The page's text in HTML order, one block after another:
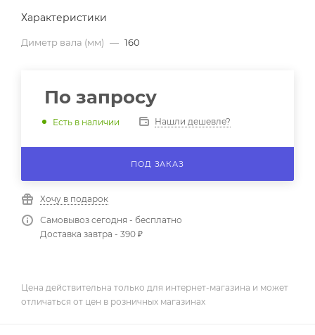
Характеристики
Диметр вала (мм) — 160
По запросу
Есть в наличии Нашли дешевле?
ПОД ЗАКАЗ
Хочу в подарок
Самовывоз сегодня - бесплатно
Доставка завтра - 390 ₽
Цена действительна только для интернет-магазина и может
отличаться от цен в розничных магазинах